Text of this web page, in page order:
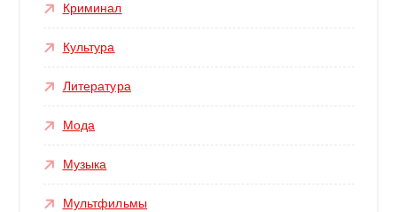
Криминал
Культура
Литература
Мода
Музыка
Мультфильмы